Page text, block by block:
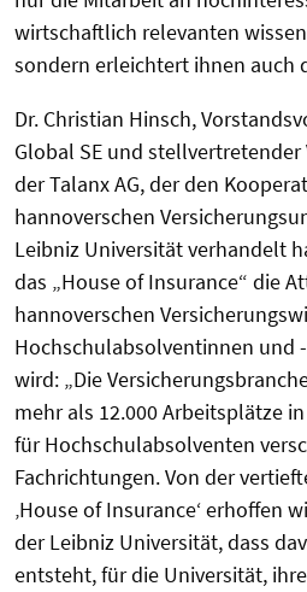
wirtschaftlich relevanten
sondern erleichtert ihnen auch
Dr. Christian Hinsch,
Global SE und
der Talanx AG, der den
hannoverschen
Leibniz Universität verhandelt
das „House of Insurance“ die
hannoverschen
Hochschulabsolventinnen und
wird: „Die
mehr als 12.000 Arbeitsplätze
für Hochschulabsolventen
Fachrichtungen. Von der
‚House of Insurance‘ erhoffen
der Leibniz Universität, dass
entsteht, für die Universität,